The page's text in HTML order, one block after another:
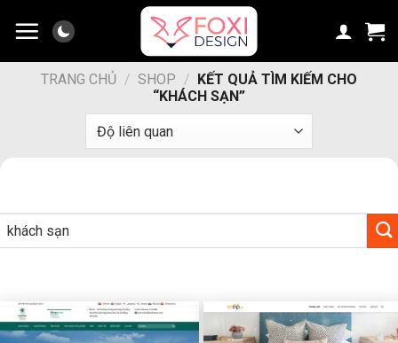
đến
TRANG CHỦ / SHOP / KẾT QUẢ TÌM KIẾM CHO
“KHÁCH SẠN”